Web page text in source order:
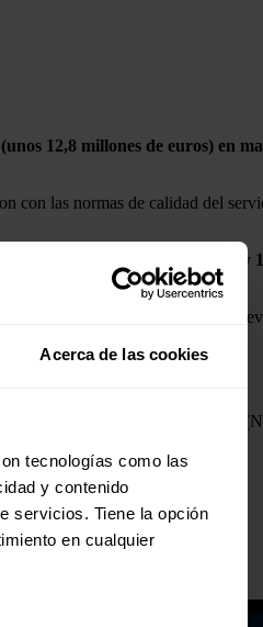
Acerca de las cookies
tecnologías como las
y contenido
servicios. Tiene la opción
en cualquier
12,8 millones de euros) en
las normas de calidad del
por el orden de 3,6 millones y
las empresas concesionarias
Ensa (535.000) y Edechi
al cliente